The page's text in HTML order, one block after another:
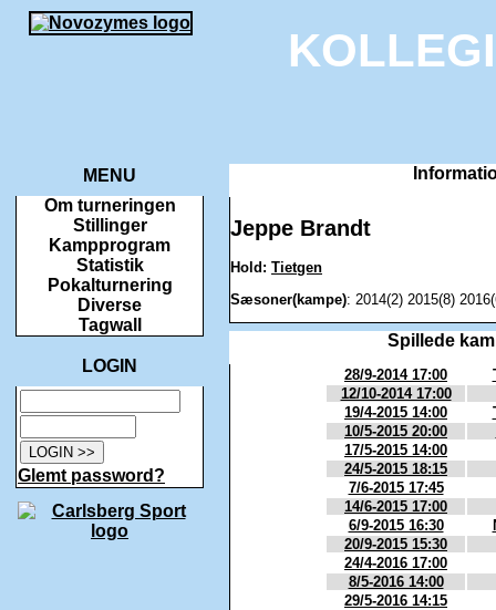
MENU
Om turneringen
Stillinger
Kampprogram
Statistik
Pokalturnering
Diverse
Tagwall
LOGIN
Glemt password?
Jeppe Brandt
Hold: Tietgen
Sæsoner(kampe): 2014(2) 2015(8)
Spillede
28/9-2014 17:00
12/10-2014 17:00
19/4-2015 14:00
10/5-2015 20:00
17/5-2015 14:00
24/5-2015 18:15
7/6-2015 17:45
14/6-2015 17:00
6/9-2015 16:30
20/9-2015 15:30
24/4-2016 17:00
8/5-2016 14:00
29/5-2016 14:15